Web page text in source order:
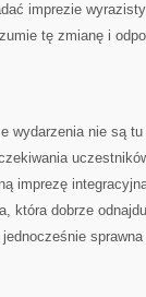
imprezie
tę zmianę i
wydarzenia nie są
imprezę
która dobrze